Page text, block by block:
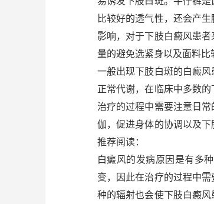
比较好的透气性，还会产
影响，对于下肢白癜风患
量的避免选紧身以及面料比
一般出现下肢白斑的白癜
正常代谢，在临床中多数
治疗的过程中需要注意日
伽，促进身体的协调以及
推荐阅读：
白癜风的发病原因是有多
变，因此在治疗的过程中
种的辐射也会使下肢白癜